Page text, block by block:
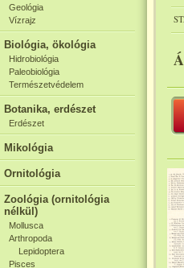
Geológia
Vízrajz
Biológia, ökológia
Hidrobiológia
Paleobiológia
Természetvédelem
Botanika, erdészet
Erdészet
Mikológia
Ornitológia
Zoológia (ornitológia
nélkül)
Mollusca
Arthropoda
Lepidoptera
Pisces